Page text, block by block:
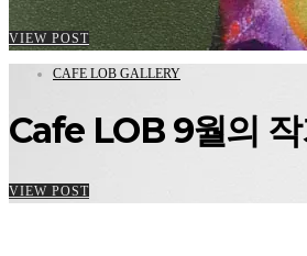
VIEW POST
CAFE LOB GALLERY
Cafe LOB 9월의
VIEW POST